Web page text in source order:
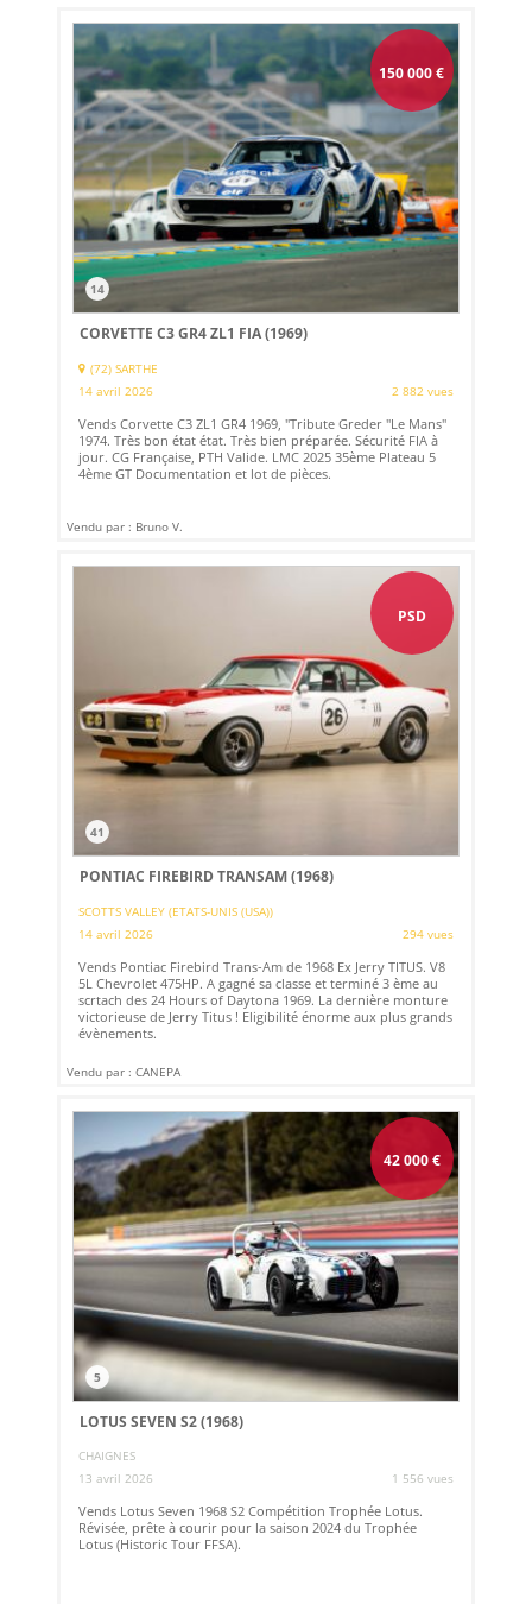
150 000€
14
CORVETTE C3 GR4 ZL1 FIA (1969)
(72) SARTHE
14 avril 2026
2 882 vues
Vends Corvette C3 ZL1 GR4 1969, "Tribute Greder "Le Mans"
1974. Très bon état état. Très bien préparée. Sécurité FIA à
jour. CG Française, PTH Valide. LMC 2025 35ème Plateau 5
4ème GT Documentation et lot de pièces.
Vendu par : Bruno V.
PSD
41
PONTIAC FIREBIRD TRANSAM (1968)
SCOTTS VALLEY (ETATS-UNIS (USA))
14 avril 2026
294 vues
Vends Pontiac Firebird Trans-Am de 1968 Ex Jerry TITUS. V8
5L Chevrolet 475HP. A gagné sa classe et terminé 3 ème au
scrtach des 24 Hours of Daytona 1969. La dernière monture
victorieuse de Jerry Titus ! Eligibilité énorme aux plus grands
évènements.
Vendu par : CANEPA
42 000€
5
LOTUS SEVEN S2 (1968)
CHAIGNES
13 avril 2026
1 556 vues
Vends Lotus Seven 1968 S2 Compétition Trophée Lotus.
Révisée, prête à courir pour la saison 2024 du Trophée
Lotus (Historic Tour FFSA).